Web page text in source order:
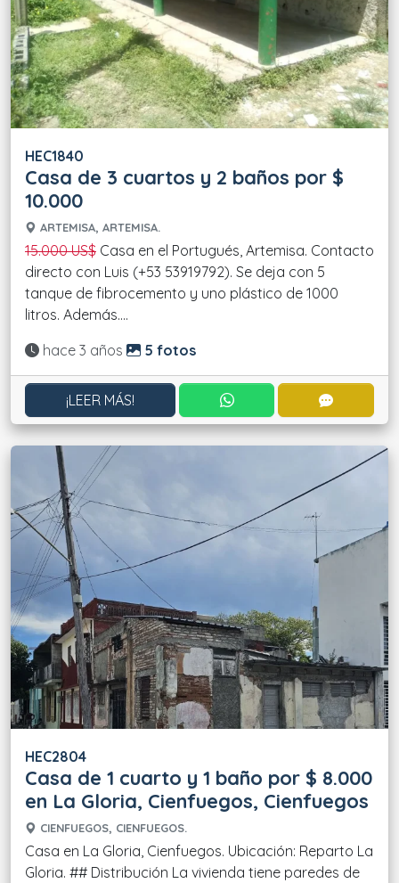
HEC1840
Casa de 3 cuartos y 2 baños por $
10.000
ARTEMISA, ARTEMISA.
15.000 US$ Casa en el Portugués, Artemisa. Contacto
directo con Luis (+53 53919792). Se deja con 5
tanque de fibrocemento y uno plástico de 1000
litros. Además....
Actualizado:
hace 3 años 5 fotos
¡LEER MÁS! CONTACTAR POR
HEC2804
Casa de 1 cuarto y 1 baño por $ 8.000
en La Gloria, Cienfuegos, Cienfuegos
CIENFUEGOS, CIENFUEGOS.
Casa en La Gloria, Cienfuegos. Ubicación: Reparto La
Gloria. ## Distribución La vivienda tiene paredes de